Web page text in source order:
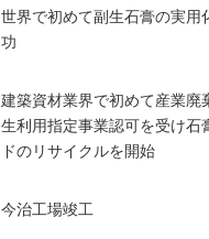
世界で初めて副生石膏の実用
功
建築資材業界で初めて産業廃
生利用指定事業認可を受け石
ドのリサイクルを開始
今治工場竣工